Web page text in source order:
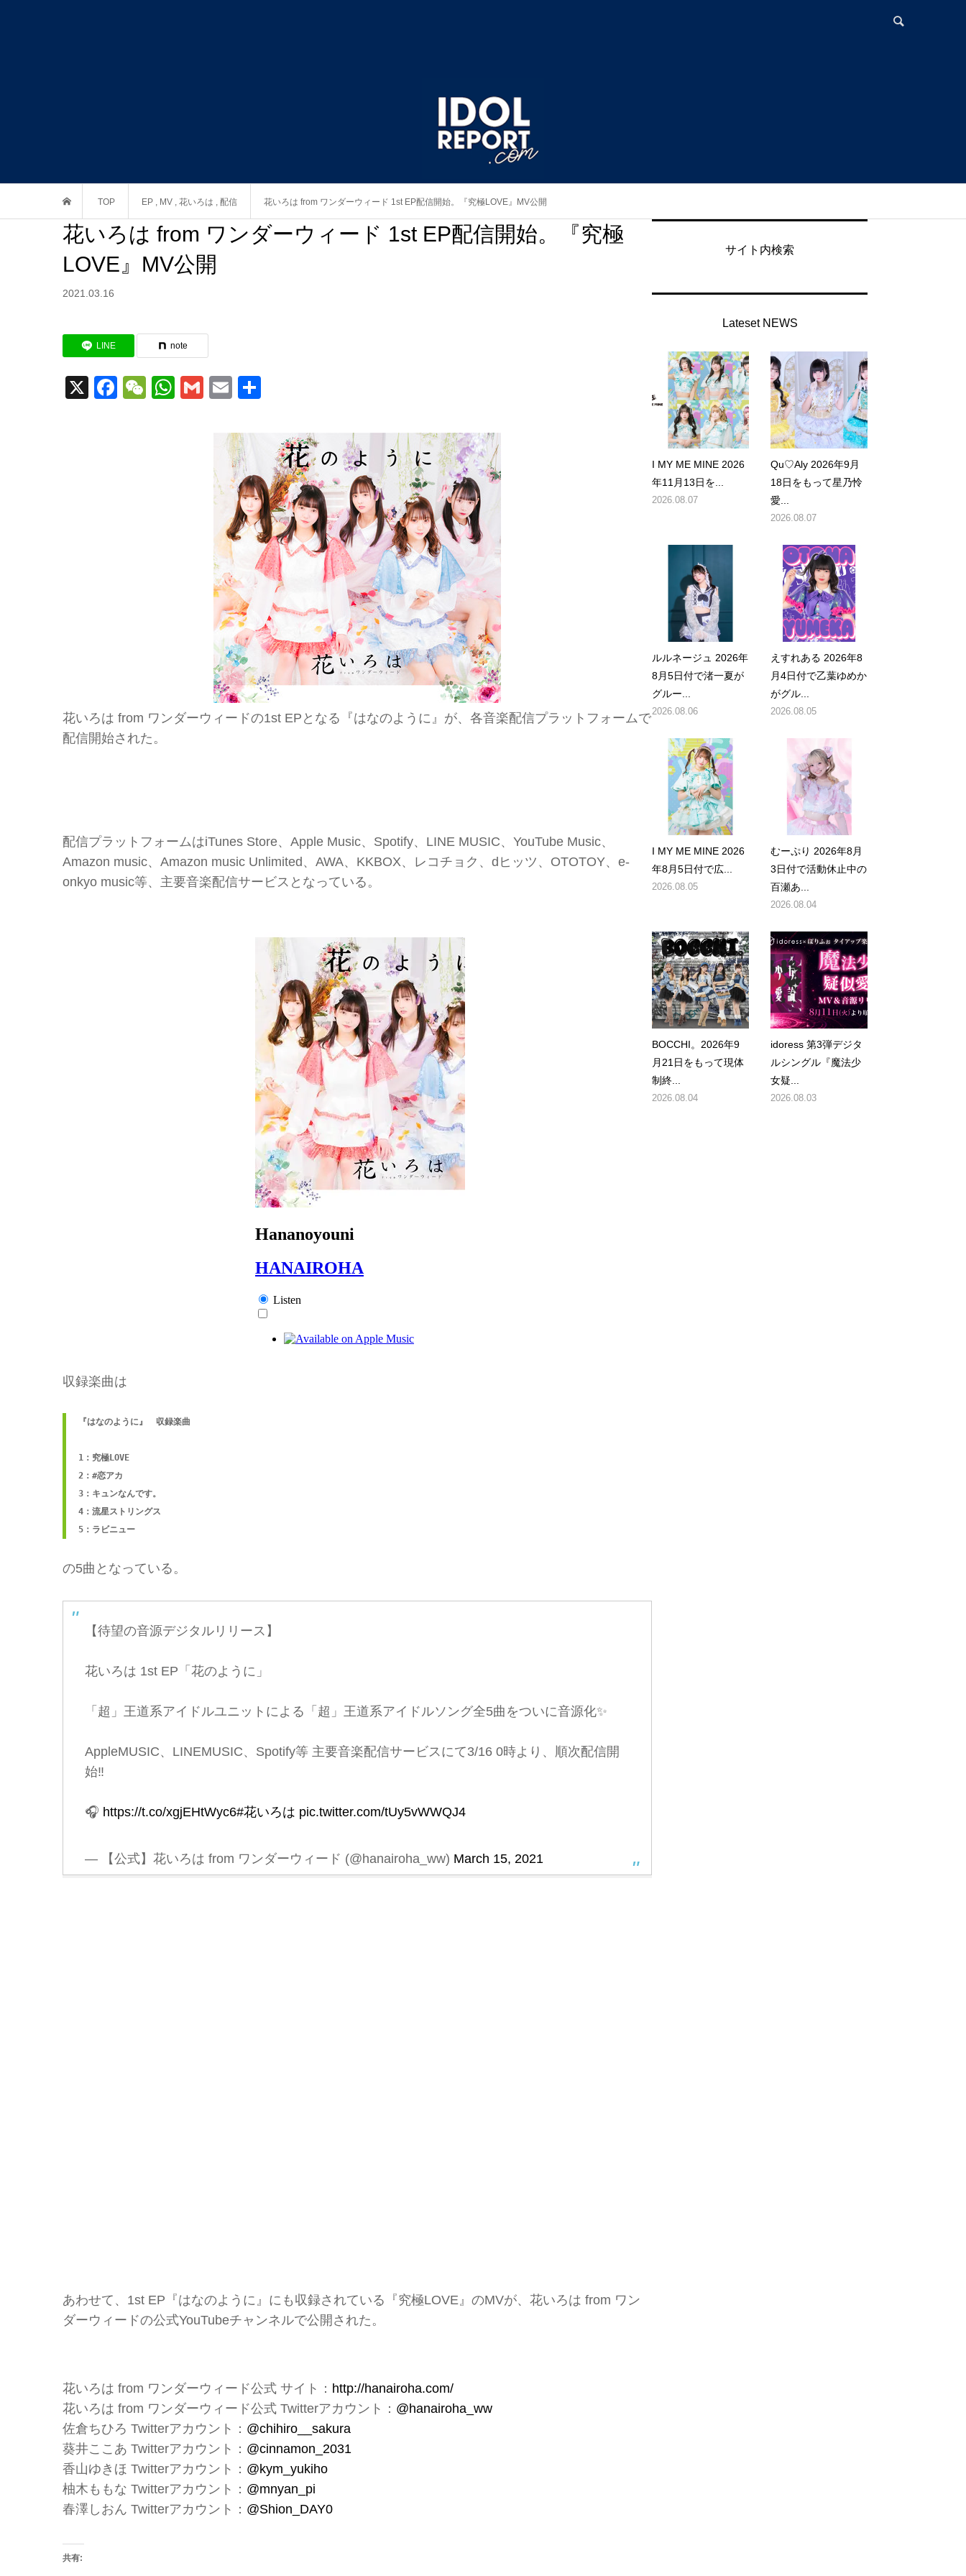
TOP EP , MV , 花いろは , 配信 花いろは from ワンダーウィード 1st EP配信開始。『究極LOVE』MV公開
花いろは from ワンダーウィード 1st EP配信開始。『究極
LOVE』MV公開
2021.03.16
LINE note
X Facebook
WeChat
WhatsApp
GmailEmail
花いろは from ワンダーウィードの1st EPとなる『はなのように』が、各音楽配信プラットフォームで
配信開始された。
配信プラットフォームはiTunes Store、Apple Music、Spotify、LINE MUSIC、YouTube Music、
Amazon music、Amazon music Unlimited、AWA、KKBOX、レコチョク、dヒッツ、OTOTOY、e-
onkyo music等、主要音楽配信サービスとなっている。
収録楽曲は
『はなのように』　収録楽曲
1：究極LOVE
2：#恋アカ
3：キュンなんです。
4：流星ストリングス
5：ラビニュー
の5曲となっている。
【待望の音源デジタルリリース】
花いろは 1st EP「花のように」
「超」王道系アイドルユニットによる「超」王道系アイドルソング全5曲をついに音源化✨
AppleMUSIC、LINEMUSIC、Spotify等 主要音楽配信サービスにて3/16 0時より、順次配信開
始‼️
🎧 https://t.co/xgjEHtWyc6#花いろは pic.twitter.com/tUy5vWWQJ4
— 【公式】花いろは from ワンダーウィード (@hanairoha_ww) March 15, 2021
あわせて、1st EP『はなのように』にも収録されている『究極LOVE』のMVが、花いろは from ワン
ダーウィードの公式YouTubeチャンネルで公開された。
花いろは from ワンダーウィード公式 サイト： http://hanairoha.com/
花いろは from ワンダーウィード公式 Twitterアカウント： @hanairoha_ww
佐倉ちひろ Twitterアカウント： @chihiro__sakura
葵井ここあ Twitterアカウント： @cinnamon_2031
香山ゆきほ Twitterアカウント： @kym_yukiho
柚木ももな Twitterアカウント： @mnyan_pi
春澤しおん Twitterアカウント： @Shion_DAY0
共有:
サイト内検索
Lateset NEWS
I MY ME MINE 2026
年11月13日を...
2026.08.07
Qu♡Aly 2026年9月
18日をもって星乃怜
愛...
2026.08.07
ルルネージュ 2026年
8月5日付で渚一夏が
グルー...
2026.08.06
えすれある 2026年8
月4日付で乙葉ゆめか
がグル...
2026.08.05
I MY ME MINE 2026
年8月5日付で広...
2026.08.05
むーぷり 2026年8月
3日付で活動休止中の
百瀬あ...
2026.08.04
BOCCHI。2026年9
月21日をもって現体
制終...
2026.08.04
idoress 第3弾デジタ
ルシングル『魔法少
女疑...
2026.08.03